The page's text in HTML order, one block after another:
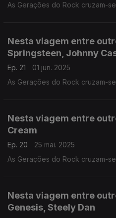
As Gerações do Rock cruzam-
Nesta viagem entre
Springsteen, Johnny
Ep. 21
01 jun. 2025
As Gerações do Rock cruzam-
Nesta viagem entre
Cream
Ep. 20
25 mai. 2025
As Gerações do Rock cruzam-
Nesta viagem entre
Genesis, Steely Dan